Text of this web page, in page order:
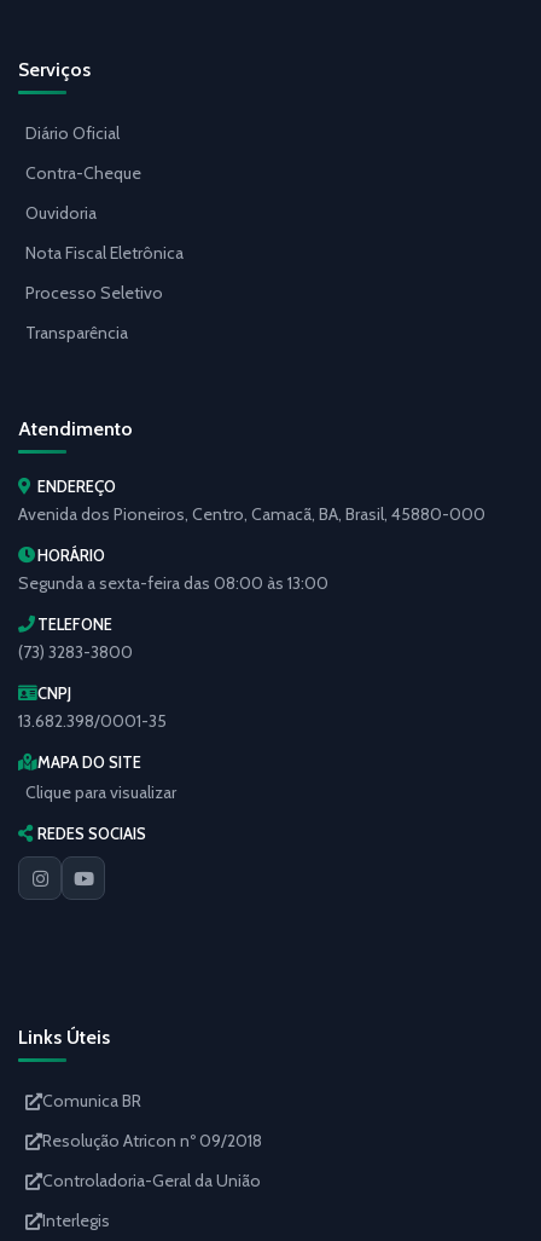
Serviços
Diário Oficial
Contra-Cheque
Ouvidoria
Nota Fiscal Eletrônica
Processo Seletivo
Transparência
Atendimento
ENDEREÇO
Avenida dos Pioneiros, Centro, Camacã, BA, Brasil, 45880-000
HORÁRIO
Segunda a sexta-feira das 08:00 às 13:00
TELEFONE
(73) 3283-3800
CNPJ
13.682.398/0001-35
MAPA DO SITE
Clique para visualizar
REDES SOCIAIS
Links Úteis
Comunica BR
Resolução Atricon nº 09/2018
Controladoria-Geral da União
Interlegis